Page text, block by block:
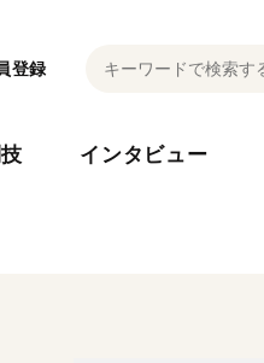
登録
インタビュー